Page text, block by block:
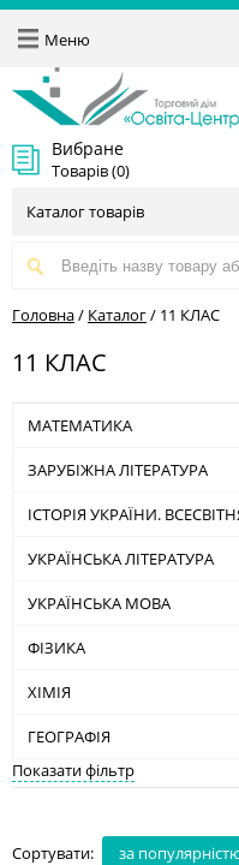
Меню
Вибране
Товарів (0)
Каталог товарів
Головна/ Каталог/ 11 КЛАС
11 КЛАС
МАТЕМАТИКА
ЗАРУБІЖНА ЛІТЕРАТУРА
ІСТОРІЯ УКРАЇНИ.
УКРАЇНСЬКА ЛІТЕРАТУРА
УКРАЇНСЬКА МОВА
ФІЗИКА
ХІМІЯ
ГЕОГРАФІЯ
Показати фільтр
Сортувати: за